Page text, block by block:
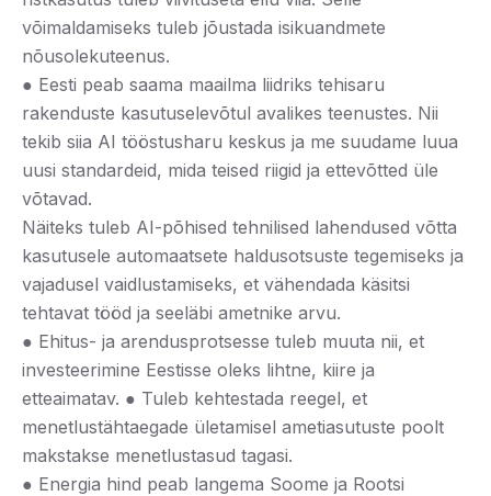
võimaldamiseks tuleb jõustada isikuandmete
nõusolekuteenus.
● Eesti peab saama maailma liidriks tehisaru
rakenduste kasutuselevõtul avalikes teenustes. Nii
tekib siia AI tööstusharu keskus ja me suudame luua
uusi standardeid, mida teised riigid ja ettevõtted üle
võtavad.
Näiteks tuleb AI-põhised tehnilised lahendused võtta
kasutusele automaatsete haldusotsuste tegemiseks ja
vajadusel vaidlustamiseks, et vähendada käsitsi
tehtavat tööd ja seeläbi ametnike arvu.
● Ehitus- ja arendusprotsesse tuleb muuta nii, et
investeerimine Eestisse oleks lihtne, kiire ja
etteaimatav. ● Tuleb kehtestada reegel, et
menetlustähtaegade ületamisel ametiasutuste poolt
makstakse menetlustasud tagasi.
● Energia hind peab langema Soome ja Rootsi